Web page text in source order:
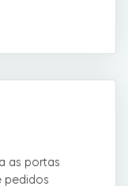
as portas
pedidos